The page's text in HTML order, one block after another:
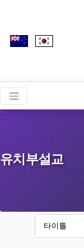
유치부설교